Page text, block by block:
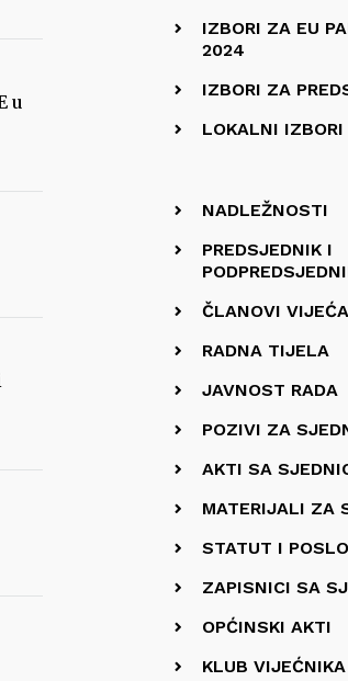
u
IZBORI ZA EU
2024
IZBORI ZA
LOKALNI
NADLEŽNOSTI
PREDSJEDNIK I
ČLANOVI VIJEĆA
RADNA TIJELA
JAVNOST RADA
POZIVI ZA
AKTI SA
MATERIJALI ZA
STATUT I
ZAPISNICI SA
OPĆINSKI AKTI
KLUB